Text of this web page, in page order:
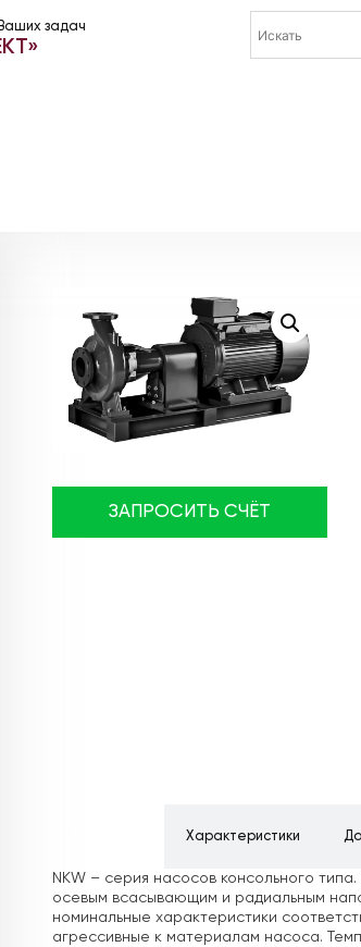
задач
ЗАПРОСИТЬ СЧЁТ
Характеристики
NKW – серия насосов консольного
осевым всасывающим и радиальным
номинальные характеристики
агрессивные к материалам насоса.